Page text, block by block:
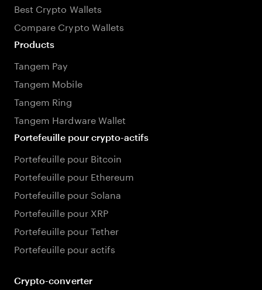
Best Crypto Wallets
Compare Crypto Wallets
Products
Tangem Pay
Tangem Mobile
Tangem Ring
Tangem Hardware Wallet
Portefeuille pour crypto-actifs
Portefeuille pour Bitcoin
Portefeuille pour Ethereum
Portefeuille pour Solana
Portefeuille pour XRP
Portefeuille pour Tether
Portefeuille pour actifs
Crypto-converter